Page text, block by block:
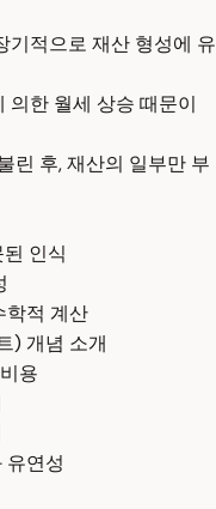
기적으로 재산 형성에 유
의한 월세 상승 때문이
린 후, 재산의 일부만 부
인식
학적 계산
) 개념 소개
용
유연성